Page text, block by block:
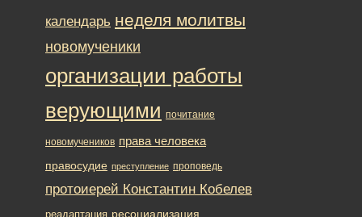
календарь неделя молитвы
новомученики
организации работы
верующими почитание
новомучеников права человека
правосудие преступление проповедь
протоиерей Константин Кобелев
реадаптация ресоциализация